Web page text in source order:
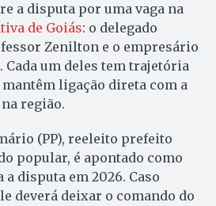
a disputa por uma vaga na
de Goiás: o delegado
Zenilton e o empresário
Cada um deles tem trajetória
ligação direta com a
região.
(PP), reeleito prefeito
popular, é apontado como
disputa em 2026. Caso
deverá deixar o comando do